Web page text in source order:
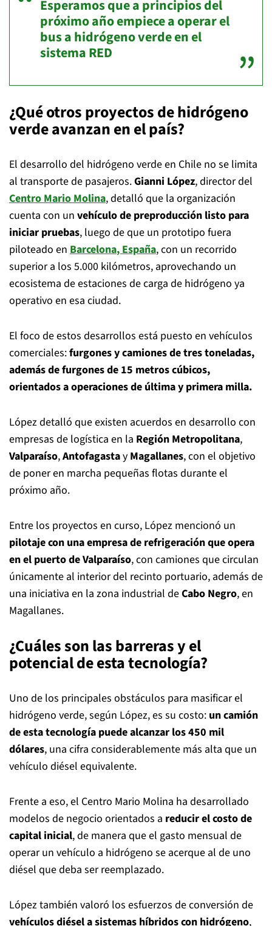
Esperamos que a principios del
próximo año empiece a operar el
bus a hidrógeno verde en el
sistema RED
¿Qué otros proyectos de hidrógeno
verde avanzan en el país?
El desarrollo del hidrógeno verde en Chile no se limita
al transporte de pasajeros.Gianni López, director del
Centro Mario Molina, detalló que la organización
cuenta con un vehículo de preproducción listo para
iniciar pruebas, luego de que un prototipo fuera
piloteado en Barcelona, España, con un recorrido
superior a los 5.000 kilómetros, aprovechando un
ecosistema de estaciones de carga de hidrógeno ya
operativo en esa ciudad.
El foco de estos desarrollos está puesto en vehículos
comerciales:furgones y camiones de tres toneladas,
además de furgones de 15 metros cúbicos,
orientados a operaciones de última y primera milla.
López detalló que existen acuerdos en desarrollo con
empresas de logística en la Región Metropolitana,
Valparaíso,Antofagastay Magallanes, con el objetivo
de poner en marcha pequeñas flotas durante el
próximo año.
Entre los proyectos en curso, López mencionó un
pilotaje con una empresa de refrigeración que opera
en el puerto de Valparaíso, con camiones que circulan
únicamente al interior del recinto portuario, además de
una iniciativa en la zona industrial deCabo Negro, en
Magallanes.
¿Cuáles son las barreras y el
potencial de esta tecnología?
Uno de los principales obstáculos para masificar el
hidrógeno verde, según López, es su costo: un camión
de esta tecnología puede alcanzar los 450 mil
dólares, una cifra considerablemente más alta que un
vehículo diésel equivalente.
Frente a eso, el Centro Mario Molina ha desarrollado
modelos de negocio orientados a reducir el costo de
capital inicial, de manera que el gasto mensual de
operar un vehículo a hidrógeno se acerque al de uno
diésel que deba ser reemplazado.
López también valoró los esfuerzos de conversión de
vehículos diésel a sistemas híbridos con hidrógeno,